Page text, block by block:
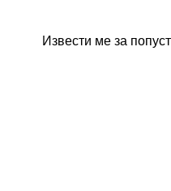
Извести ме за попуст